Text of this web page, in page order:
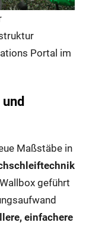
Maßstäbe in
geführt
einfachere